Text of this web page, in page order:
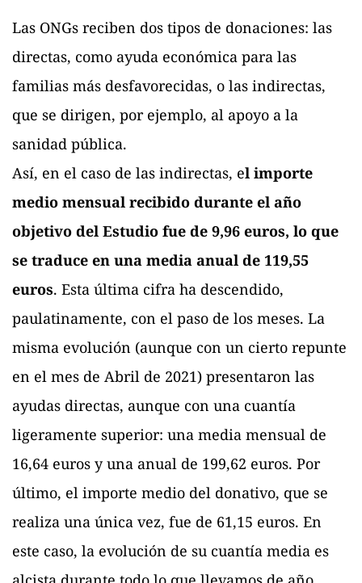
Las ONGs reciben dos tipos de donaciones: las
directas, como ayuda económica para las
familias más desfavorecidas, o las indirectas,
que se dirigen, por ejemplo, al apoyo a la
sanidad pública.
Así, en el caso de las indirectas, el importe
medio mensual recibido durante el año
objetivo del Estudio fue de 9,96 euros, lo que
se traduce en una media anual de 119,55
euros. Esta última cifra ha descendido,
paulatinamente, con el paso de los meses. La
misma evolución (aunque con un cierto repunte
en el mes de Abril de 2021) presentaron las
ayudas directas, aunque con una cuantía
ligeramente superior: una media mensual de
16,64 euros y una anual de 199,62 euros. Por
último, el importe medio del donativo, que se
realiza una única vez, fue de 61,15 euros. En
este caso, la evolución de su cuantía media es